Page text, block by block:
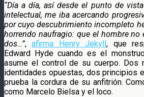
“Día a día, así desde el punto de
intelectual, me iba acercando
por cuyo descubrimiento incompleto
horrendo naufragio: que el hombre no
dos…”,afirma Henry Jekyll, que
Edward Hyde cuando es el
asume el control de su cuerpo. Dos
identidades opuestas, dos principios
prueba la cordura de su anfitrión.
como Marcelo Bielsa y el loco.